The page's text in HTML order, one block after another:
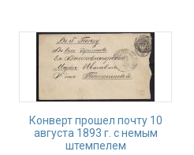
Конверт прошел почту 10
августа 1893 г. с немым
штемпелем